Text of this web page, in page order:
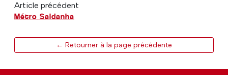
Article précédent
Métro Saldanha
← Retourner à la page précédente